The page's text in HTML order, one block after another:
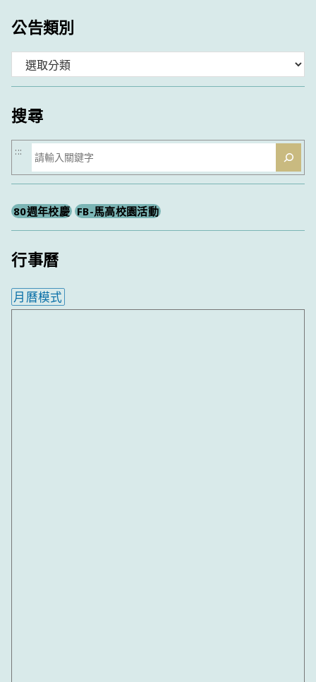
公告類別
類
搜尋
搜
尋
:::
80週年校慶 FB-馬高校園活動
行事曆
月曆模式